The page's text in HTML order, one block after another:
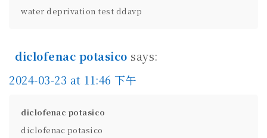
water deprivation test ddavp
diclofenac potasico says:
2024-03-23 at 11:46 下午
diclofenac potasico
diclofenac potasico